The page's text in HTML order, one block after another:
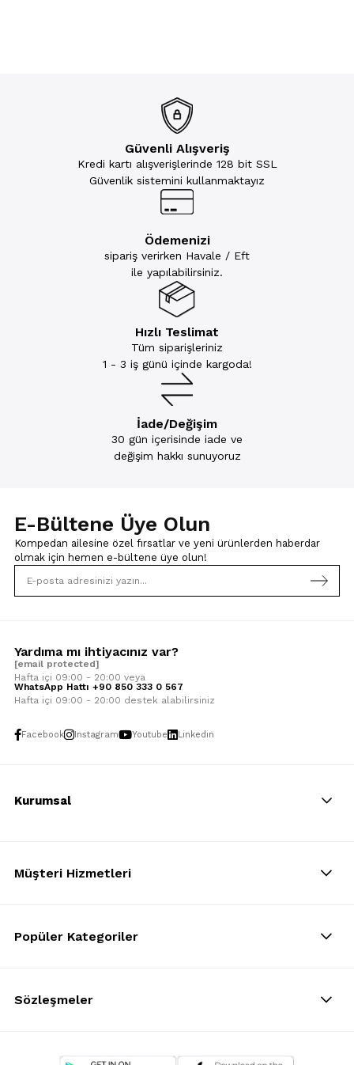
Güvenli Alışveriş
Kredi kartı alışverişlerinde 128 bit SSL
Güvenlik sistemini kullanmaktayız
Ödemenizi
sipariş verirken Havale / Eft
ile yapılabilirsiniz.
Hızlı Teslimat
Tüm siparişleriniz
1 - 3 iş günü içinde kargoda!
İade/Değişim
30 gün içerisinde iade ve
değişim hakkı sunuyoruz
E-Bültene Üye Olun
Kompedan ailesine özel fırsatlar ve yeni ürünlerden haberdar
olmak için hemen e-bültene üye olun!
Yardıma mı ihtiyacınız var?
[email protected]
Hafta içi 09:00 - 20:00 veya
WhatsApp Hattı +90 850 333 0 567
Hafta içi 09:00 - 20:00 destek alabilirsiniz
Facebook Instagram Youtube Linkedin
Kurumsal
Müşteri Hizmetleri
Popüler Kategoriler
Sözleşmeler